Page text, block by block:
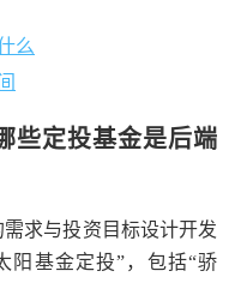
么
些定投基金是后端
求与投资目标设计开发
阳基金定投”，包括“骄